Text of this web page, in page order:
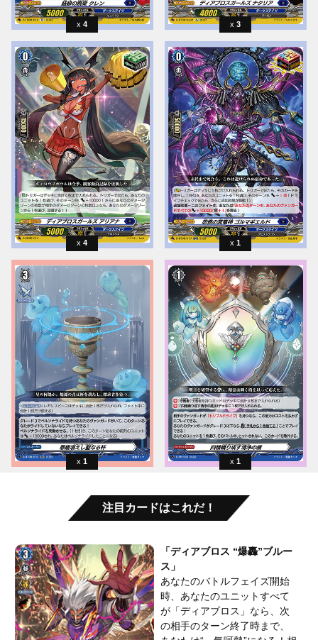
4 3
4 1
1 1
注目カードはこれだ！
「ディアブロス “爆轟”ブルー
ス」
あなたのバトルフェイズ開始
時、あなたのユニットすべて
が「ディアブロス」なら、次
の相手のターン終了時まで、